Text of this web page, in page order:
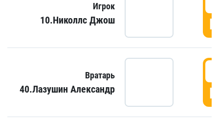
Игрок
10.Николлс Джош
Вратарь
40.Лазушин Александр